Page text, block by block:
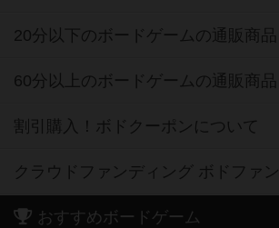
20分以下のボードゲームの通販商品
60分以上のボードゲームの通販商品
割引購入！ボドクーポンについて
クラウドファンディング ボドファン
おすすめボードゲーム